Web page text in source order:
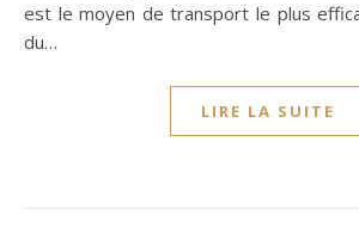
est le moyen de transport le plus
du…
LIRE LA SUITE